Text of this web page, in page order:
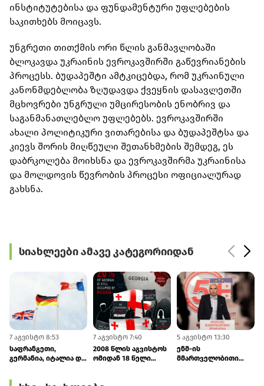
ინსტიტუტებისა და ფუნდამენტური უფლებების
საკითხებს მოიცავს.
უნგრეთი თითქმის ორი წლის განმავლობაში
ბლოკავდა უკრაინის ევროკავშირში გაწევრიანების
პროცესს. ბუდაპეშტი ამტკიცებდა, რომ უკრაინული
კანონმდებლობა ზღუდავდა ქვეყნის დასავლეთში
მცხოვრები უნგრული უმცირესობის ენობრივ და
საგანმანათლებლო უფლებებს. ევროკავშირში
ახალი პოლიტიკური ვითარებისა და ბუდაპეშტსა და
კიევს შორის მიღწეული შეთანხმების შემდეგ, ეს
დაბრკოლება მოიხსნა და ევროკავშირმა უკრაინისა
და მოლდოვის წევრობის პროცესი ოფიციალურად
გახსნა.
სიახლეები ამავე კატეგორიიდან
7 აგვისტო 8:53
საფრანგეთი,
გერმანია, იტალია და
7 აგვისტო 7:40
2008 წლის აგვისტოს
ომიდან 18 წელი
5 აგვისტო 13:30
ენმ-ის
მმართველობითი